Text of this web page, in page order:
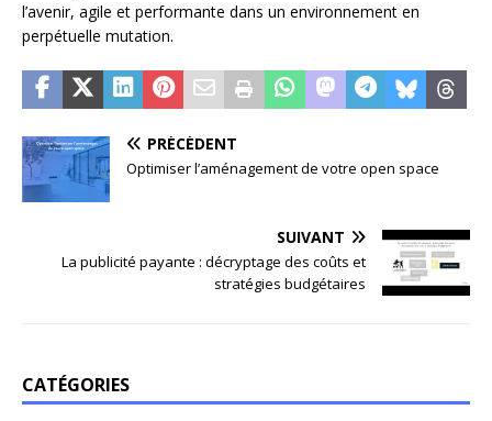
l’avenir, agile et performante dans un environnement en
perpétuelle mutation.
PRÉCÉDENT
Optimiser l’aménagement de votre open space
SUIVANT
La publicité payante : décryptage des coûts et
stratégies budgétaires
CATÉGORIES